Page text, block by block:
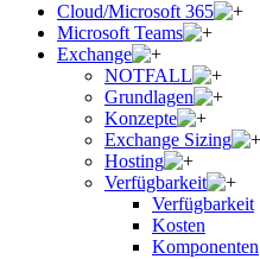
Cloud/Microsoft 365
Microsoft Teams
Exchange
NOTFALL
Grundlagen
Konzepte
Exchange Sizing
Hosting
Verfügbarkeit
Verfügbarkeit
Kosten
Komponenten